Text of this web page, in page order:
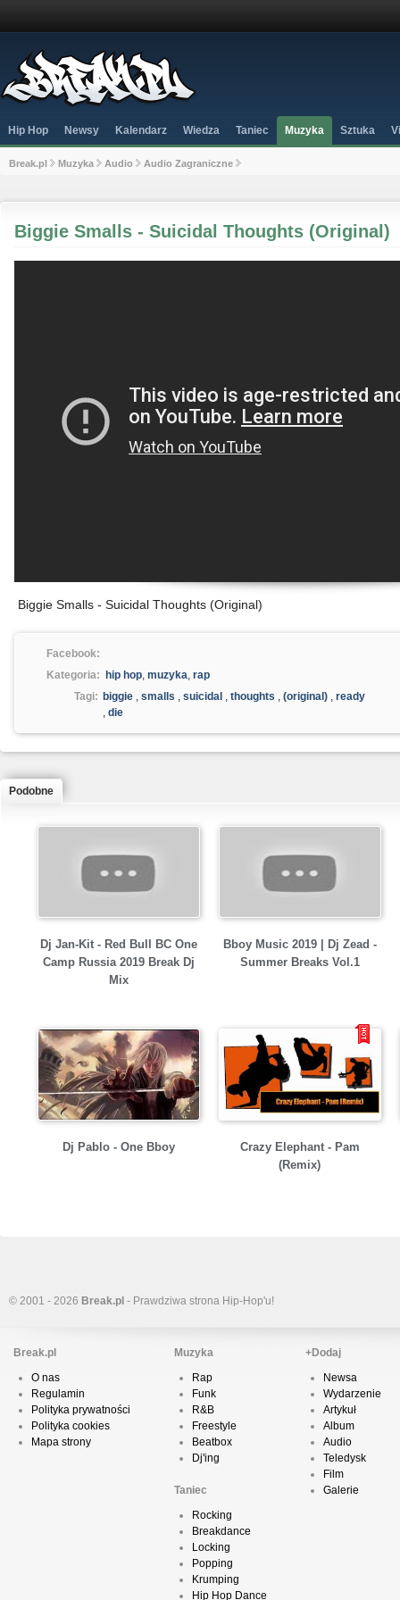
Hip Hop Newsy Kalendarz Wiedza Taniec Muzyka Sztuka
Break.pl Muzyka Audio Audio Zagraniczne
Biggie Smalls - Suicidal Thoughts (Original)
Biggie Smalls - Suicidal Thoughts (Original)
Facebook:
Kategoria:
hip hop, muzyka, rap
Tagi: biggie , smalls , suicidal , thoughts , (original) , ready
, die
Podobne
Dj Jan-Kit - Red Bull BC One
Camp Russia 2019 Break Dj
Mix
Bboy Music 2019 | Dj Zead -
Summer Breaks Vol.1
Dj Pablo - One Bboy
Crazy Elephant - Pam
(Remix)
© 2001 - 2026 Break.pl - Prawdziwa strona Hip-Hop'u!
Break.pl
O nas
Regulamin
Polityka prywatności
Polityka cookies
Mapa strony
Muzyka
Rap
Funk
R&B
Freestyle
Beatbox
Dj'ing
Taniec
Rocking
Breakdance
Locking
Popping
Krumping
Hip Hop Dance
+Dodaj
Newsa
Wydarzenie
Artykuł
Album
Audio
Teledysk
Film
Galerie